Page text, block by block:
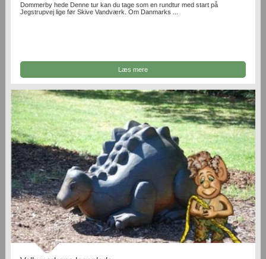
Dommerby hede Denne tur kan du tage som en rundtur med start på
Jegstrupvej lige før Skive Vandværk. Om Danmarks ...
Læs mere